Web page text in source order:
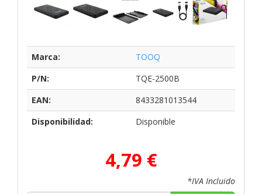
Marca:
TOOQ
P/N:
TQE-2500B
EAN:
8433281013544
Disponibilidad:
Disponible
4,79 €
*IVA Incluido